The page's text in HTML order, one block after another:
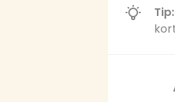
Tip: